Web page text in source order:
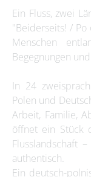
Ein Fluss, zwei
"Beiderseits! / Po
Menschen
Begegnungen
In 24
Polen und
Arbeit, Familie,
öffnet ein Stück
Flusslandschaft
authentisch.
Ein deutsch-